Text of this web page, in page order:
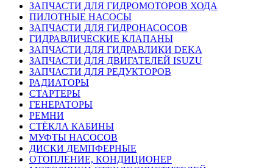
ЗАПЧАСТИ ДЛЯ ГИДРОМОТОРОВ ХОДА
ПИЛОТНЫЕ НАСОСЫ
ЗАПЧАСТИ ДЛЯ ГИДРОНАСОСОВ
ГИДРАВЛИЧЕСКИЕ КЛАПАНЫ
ЗАПЧАСТИ ДЛЯ ГИДРАВЛИКИ DEKA
ЗАПЧАСТИ ДЛЯ ДВИГАТЕЛЕЙ ISUZU
ЗАПЧАСТИ ДЛЯ РЕДУКТОРОВ
РАДИАТОРЫ
СТАРТЕРЫ
ГЕНЕРАТОРЫ
РЕМНИ
СТЁКЛА КАБИНЫ
МУФТЫ НАСОСОВ
ДИСКИ ДЕМПФЕРНЫЕ
ОТОПЛЕНИЕ, КОНДИЦИОНЕР